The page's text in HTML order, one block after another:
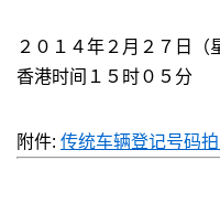
２０１４年２月２７日（
香港时间１５时０５分
附件: 传统车辆登记号码